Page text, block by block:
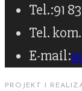
Tel.:91
Tel.
E-mail:
PROJEKT I